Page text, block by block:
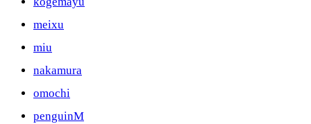
meixu
miu
nakamura
omochi
penguinM